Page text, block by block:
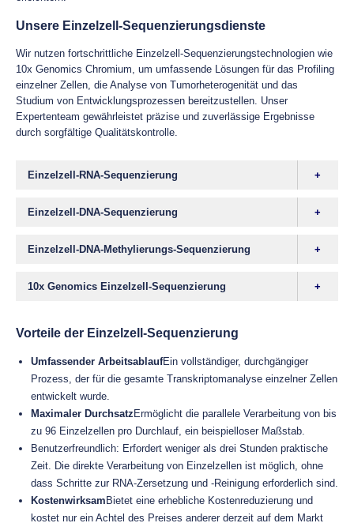
Unsere Einzelzell-Sequenzierungsdienste
Wir nutzen fortschrittliche Einzelzell-Sequenzierungstechnologien wie
10x Genomics Chromium, um umfassende Lösungen für das Profiling
einzelner Zellen, die Analyse von Tumorheterogenität und das
Studium von Entwicklungsprozessen bereitzustellen. Unser
Expertenteam gewährleistet präzise und zuverlässige Ergebnisse
durch sorgfältige Qualitätskontrolle.
Einzelzell-RNA-Sequenzierung
Einzelzell-DNA-Sequenzierung
Einzelzell-DNA-Methylierungs-Sequenzierung
10x Genomics Einzelzell-Sequenzierung
Vorteile der Einzelzell-Sequenzierung
Umfassender ArbeitsablaufEin vollständiger, durchgängiger
Prozess, der für die gesamte Transkriptomanalyse einzelner Zellen
entwickelt wurde.
Maximaler Durchsatz Ermöglicht die parallele Verarbeitung von bis
zu 96 Einzelzellen pro Durchlauf, ein beispielloser Maßstab.
Benutzerfreundlich: Erfordert weniger als drei Stunden praktische
Zeit. Die direkte Verarbeitung von Einzelzellen ist möglich, ohne
dass Schritte zur RNA-Zersetzung und -Reinigung erforderlich sind.
Kostenwirksam Bietet eine erhebliche Kostenreduzierung und
kostet nur ein Achtel des Preises anderer derzeit auf dem Markt